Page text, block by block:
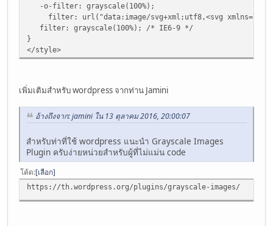
-o-filter: grayscale(100%);
filter: url("data:image/svg+xml;utf8,<svg
filter: grayscale(100%); /* IE6-9 */
}
</style>
เพิ่มเติมสำหรับ wordpress จากท่าน Jamini
อ้างถึงจาก: jamini ใน 13 ตุลาคม 2016, 20:00:07
สำหรับท่าที่ใช้ wordpress แนะนำ Grayscale Images
Plugin ครับง่ายหน่วยสำหรับผู้ที่ไม่แม่น code
โค้ด เลือก
https://th.wordpress.org/plugins/grayscale-images/